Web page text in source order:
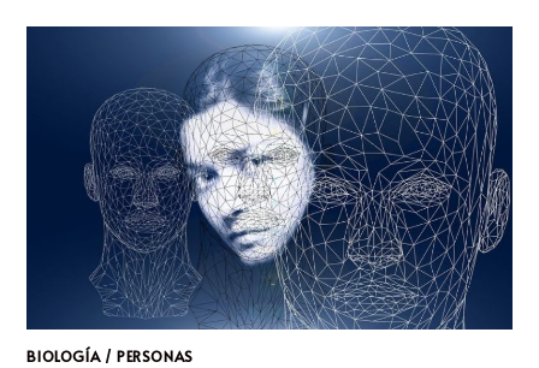
BIOLOGÍA/PERSONAS